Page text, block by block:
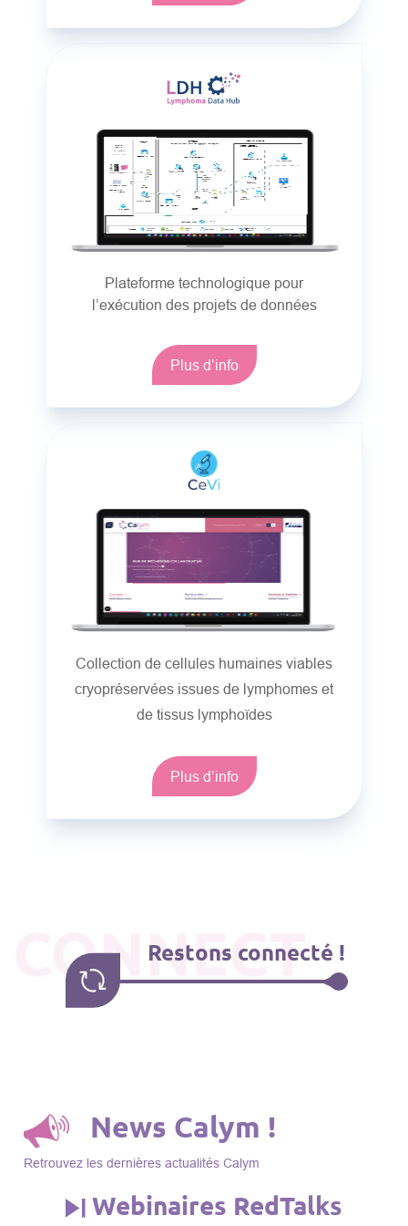
Plateforme technologique pour
l’exécution des projets de données
Plus d’info
Collection de cellules humaines viables
cryopréservées issues de lymphomes et
de tissus lymphoïdes
Plus d’info
CONNECT
Restons connecté !
News Calym !
Retrouvez les dernières actualités Calym
Webinaires RedTalks